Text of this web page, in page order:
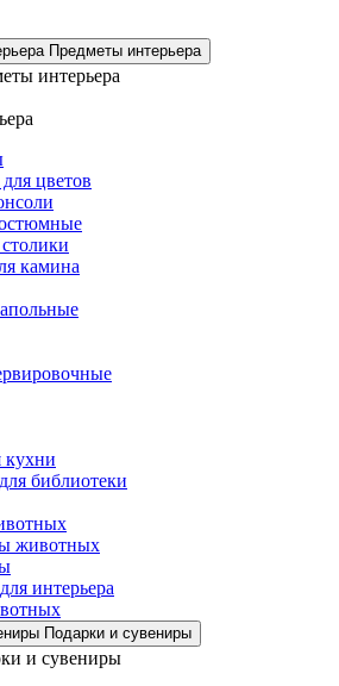
Предметы интерьера
цветов
камина
кухни
библиотеки
животных
интерьера
Подарки и сувениры